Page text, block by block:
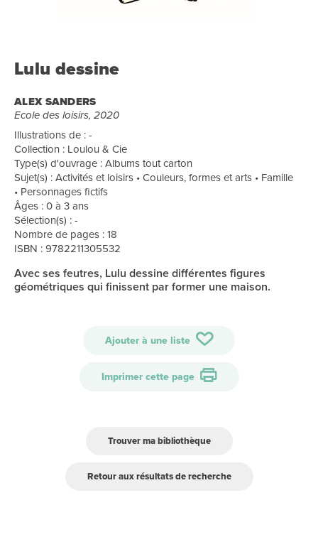
Lulu dessine
ALEX SANDERS
Ecole des loisirs, 2020
Illustrations de : -
Collection : Loulou & Cie
Type(s) d'ouvrage : Albums tout carton
Sujet(s) : Activités et loisirs • Couleurs, formes et arts • Famille
• Personnages fictifs
Âges : 0 à 3 ans
Sélection(s) : -
Nombre de pages : 18
ISBN : 9782211305532
Avec ses feutres, Lulu dessine différentes figures
géométriques qui finissent par former une maison.
Ajouter à une liste
Imprimer cette page
Trouver ma bibliothèque
Retour aux résultats de recherche